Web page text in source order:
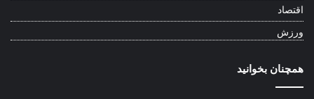
اقتصاد
ورزش
همچنان بخوانید